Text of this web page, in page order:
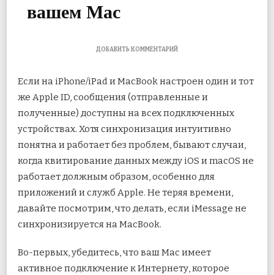
вашем Mac
ДОБАВИТЬ КОММЕНТАРИЙК
ЛУЧШИХ
ДЛЯ
IMESSAGES,
НЕ
СИНХРОНИЗИРУЮТСЯ
ВАШЕМ
MAC
Если на iPhone/iPad и MacBook настроен один и тот
же Apple ID, сообщения (отправленные и
полученные) доступны на всех подключенных
устройствах. Хотя синхронизация интуитивно
понятна и работает без проблем, бывают случаи,
когдаквитирование данных между iOS и macOS не
работает должным образом, особенно для
приложений и служб Apple. Не теряя времени,
давайте посмотрим, что делать, если iMessage не
синхронизируется на MacBook.
Во-первых, убедитесь, что ваш Mac имеет
активное подключение к Интернету, которое